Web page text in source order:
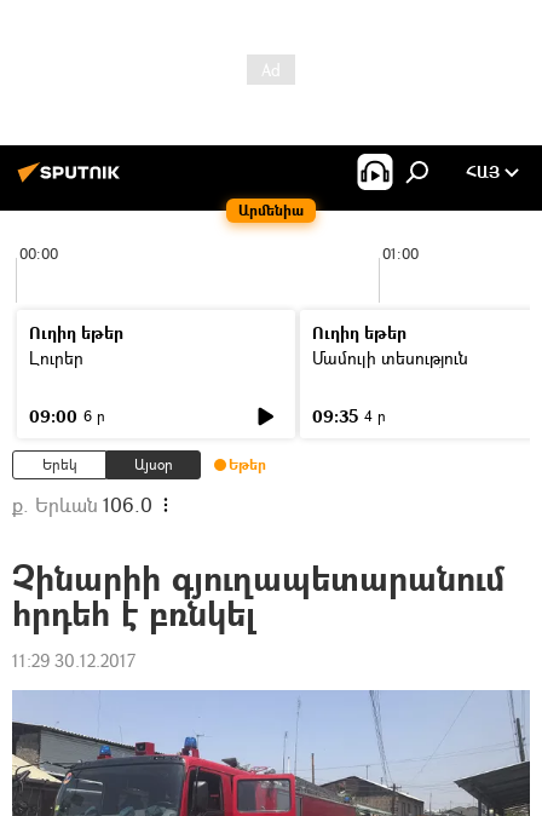
Արմենիա
ՀԱՅ
00:00 01:00
Ուղիղ եթեր
Լուրեր
09:00 6 ր
Ուղիղ եթեր
Մամուլի տեսություն
09:35 4 ր
Երեկ Այսօր Եթեր
ք. Երևան 106.0
Չինարիի գյուղապետարանում
հրդեհ է բռնկել
11:29 30.12.2017